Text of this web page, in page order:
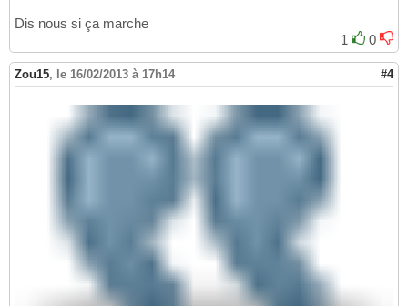
14
16
17
18
      s := s + intToStr
  result :=
true
end ;
begin
while
traitNum
end;
Dis nous si ça marche
1
0
Zou15, le 16/02/2013 à 17h14 #4